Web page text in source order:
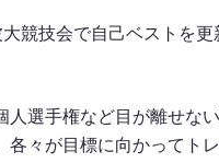
競技会で自己ベストを
人選手権など目が離せな
各々が目標に向かってト